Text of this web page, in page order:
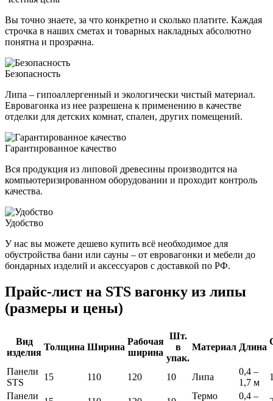
Вы точно знаете, за что конкретно и сколько платите. Каждая
строчка в наших сметах и товарных накладных абсолютно
понятна и прозрачна.
Безопасность
Липа – гипоаллергенный и экологически чистый материал.
Евровагонка из нее разрешена к применению в качестве
отделки для детских комнат, спален, других помещений.
Гарантированное качество
Вся продукция из липовой древесины производится на
компьютеризированном оборудовании и проходит контроль
качества.
Удобство
У нас вы можете дешево купить всё необходимое для
обустройства бани или сауны – от евровагонки и мебели до
бондарных изделий и аксессуаров с доставкой по РФ.
Прайс-лист на STS вагонку из липы
(размеры и цены)
Вид
изделия
Толщина Ширина
Рабочая
ширина
Шт.
в
упак.
Материал Длина
Панели
STS
15 110 120 10 Липа
0,4 –
1,7 м
Панели
Термо 0,4 –